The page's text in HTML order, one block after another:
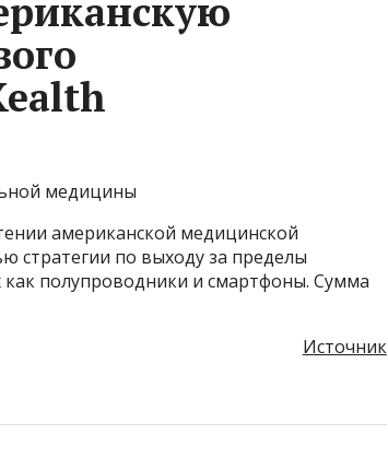
медицины
американской медицинской
стратегии по выходу за пределы
полупроводники и смартфоны. Сумма
Источник